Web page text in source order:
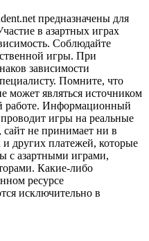
предназначены для
в азартных играх
Соблюдайте
игры. При
зависимости
Помните, что
может являться источником
работе. Информационный
игры на реальные
не принимает ни в
других платежей, которые
с азартными играми,
Какие-либо
ресурсе
исключительно в